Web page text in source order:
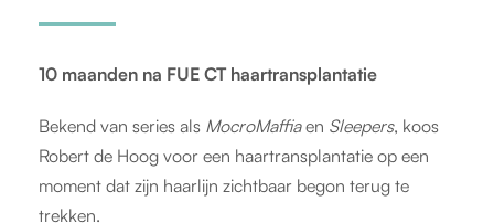
10 maanden na FUE CT haartransplantatie
Bekend van series als MocroMaffiaen Sleepers, koos
Robert de Hoog voor een haartransplantatie op een
moment dat zijn haarlijn zichtbaar begon terug te
trekken.